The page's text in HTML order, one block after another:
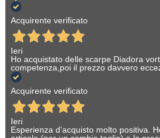
Acquirente verificato
Ieri
Ho acquistato delle scarpe Diadora
competenza,poi il prezzo davvero
Acquirente verificato
Ieri
Esperienza d'acquisto molto positiva.